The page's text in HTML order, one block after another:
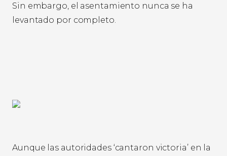
Sin embargo, el asentamiento nunca se ha
levantado por completo.
Aunque las autoridades ‘cantaron victoria’ en la